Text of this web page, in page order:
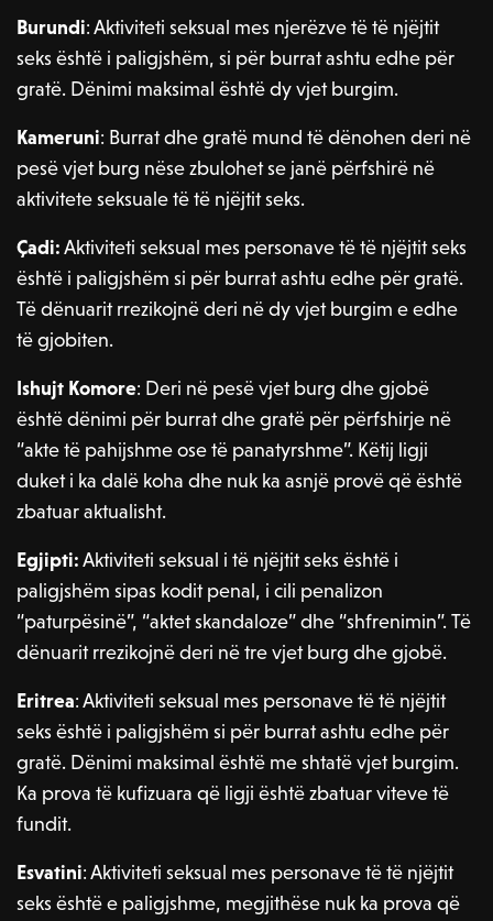
Burundi: Aktiviteti seksual mes njerëzve të të njëjtit
seks është i paligjshëm, si për burrat ashtu edhe për
gratë. Dënimi maksimal është dy vjet burgim.
Kameruni: Burrat dhe gratë mund të dënohen deri në
pesë vjet burg nëse zbulohet se janë përfshirë në
aktivitete seksuale të të njëjtit seks.
Çadi:Aktiviteti seksual mes personave të të njëjtit seks
është i paligjshëm si për burrat ashtu edhe për gratë.
Të dënuarit rrezikojnë deri në dy vjet burgim e edhe
të gjobiten.
Ishujt Komore: Deri në pesë vjet burg dhe gjobë
është dënimi për burrat dhe gratë për përfshirje në
“akte të pahijshme ose të panatyrshme”. Këtij ligji
duket i ka dalë koha dhe nuk ka asnjë provë që është
zbatuar aktualisht.
Egjipti:Aktiviteti seksual i të njëjtit seks është i
paligjshëm sipas kodit penal, i cili penalizon
“paturpësinë”, “aktet skandaloze” dhe “shfrenimin”. Të
dënuarit rrezikojnë deri në tre vjet burg dhe gjobë.
Eritrea: Aktiviteti seksual mes personave të të njëjtit
seks është i paligjshëm si për burrat ashtu edhe për
gratë. Dënimi maksimal është me shtatë vjet burgim.
Ka prova të kufizuara që ligji është zbatuar viteve të
fundit.
Esvatini: Aktiviteti seksual mes personave të të njëjtit
seks është e paligjshme, megjithëse nuk ka prova që